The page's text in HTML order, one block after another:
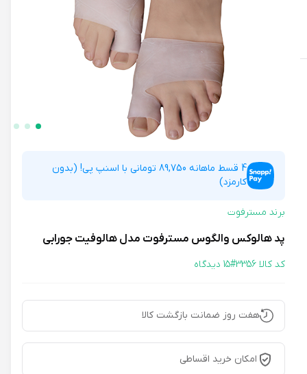
4 قسط ماهانه 89,750 تومانی با اسنپ پی! (بدون
کارمزد)
برند مسترفوت
پد هالوکس والگوس مسترفوت مدل هالوفیت جورابی
کد کالا 3356# 15 دیدگاه
هفت روز ضمانت بازگشت کالا
امکان خرید اقساطی